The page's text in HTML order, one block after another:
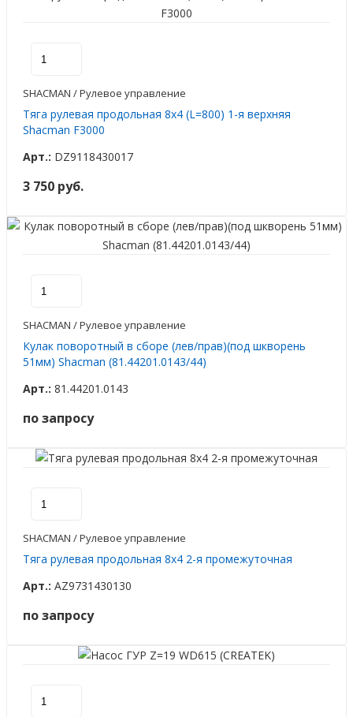
SHACMAN / Рулевое управление
Тяга рулевая продольная 8х4 (L=800) 1-я верхняя
Shacman F3000
Арт.: DZ9118430017
3 750 руб.
SHACMAN / Рулевое управление
Кулак поворотный в сборе (лев/прав)(под шкворень
51мм) Shacman (81.44201.0143/44)
Арт.: 81.44201.0143
по запросу
SHACMAN / Рулевое управление
Тяга рулевая продольная 8х4 2-я промежуточная
Арт.: AZ9731430130
по запросу